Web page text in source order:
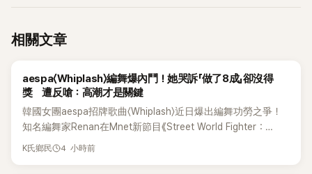
相關文章
K-POP
aespa〈Whiplash〉編舞爆內鬥！她哭訴「做了8成」卻沒得
獎 遭反嗆：高潮才是關鍵
韓國女團aespa招牌歌曲〈Whiplash〉近日爆出編舞功勞之爭！
知名編舞家Renan在Mnet新節目《Street World Fighter：
Directors' War》預告中，公開談及自己在〈Whiplash〉編舞上的
K氏鄉民 4 小時前